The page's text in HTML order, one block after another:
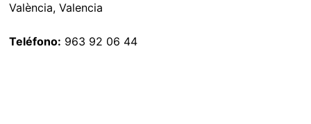
València, Valencia
Teléfono: 963 92 06 44